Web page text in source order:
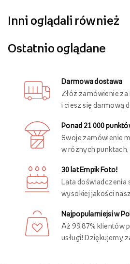
Inni oglądali również
Ostatnio oglądane
Darmowa dostawa
Złóż zamówienie za
i ciesz się darmową
Ponad 21 000
Swoje zamówienie
w różnych punktach,
30 lat Empik Foto!
Lata doświadczenia
wysokiej jakości
Najpopularniejsi w
Aż 99,87% klientów
usługi! Dziękujemy